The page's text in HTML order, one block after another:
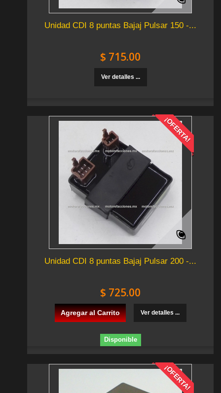
Unidad CDI 8 puntas Bajaj Pulsar 150 -...
$ 715.00
Ver detalles ...
¡OFERTA!
Unidad CDI 8 puntas Bajaj Pulsar 200 -...
$ 725.00
Agregar al Carrito Ver detalles ...
Disponible
¡OFERTA!